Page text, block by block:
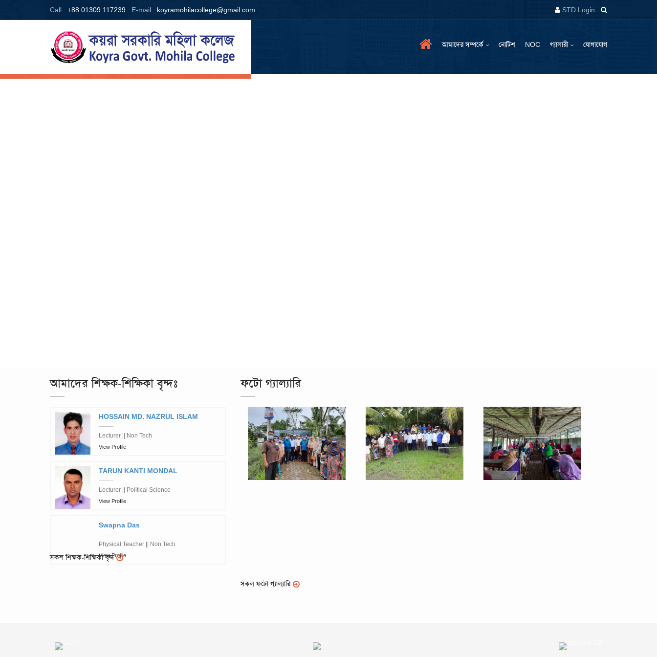
Call : +88 01309 117239 E-mail : koyramohilacollege@gmail.com STD Login
আমাদের সম্পর্কে নোটিশ NOC গ্যালারী যোগাযোগ
আমাদের শিক্ষক-শিক্ষিকা বৃন্দঃ
HOSSAIN MD. NAZRUL ISLAM
Lecturer || Non Tech
View Profile
TARUN KANTI MONDAL
Lecturer || Political Science
View Profile
Swapna Das
Physical Teacher || Non Tech
View Profile
সকল শিক্ষক-শিক্ষিকা বৃন্দ
ফটো গ্যাল্যারি
সকল ফটো গ্যাল্যারি